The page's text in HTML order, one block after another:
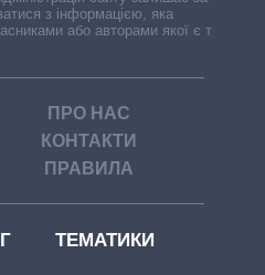
з інформацією, яка
або авторами якої є треті
ПРО НАС
КОНТАКТИ
ПРАВИЛА
ТЕМАТИКИ